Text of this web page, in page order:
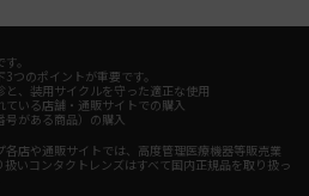
。
つのポイントが重要です。
、装用サイクルを守った適正な使用
いる店舗・通販サイトでの購入
がある商品）の購入
各店や通販サイトでは、高度管理医療機器等販売業
いコンタクトレンズはすべて国内正規品を取り扱っ